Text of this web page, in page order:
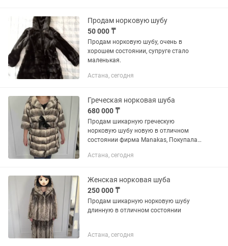
Продам норковую шубу
50 000 ₸
Продам норковую шубу, очень в
хорошем состоянии, супруге стало
маленькая.
Астана, сегодня
Греческая норковая шуба
680 000 ₸
Продам шикарную греческую
норковую шубу новую в отличном
состоянии фирма Manakas, Покупала
Астана, сегодня
Женская норковая шуба
250 000 ₸
Продам шикарную норковую шубу
длинную в отличном состоянии
Астана, сегодня